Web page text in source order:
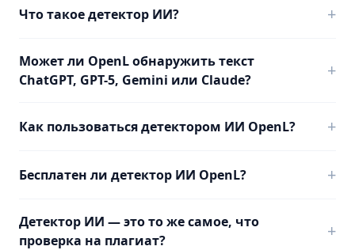
Что такое детектор ИИ? +
Может ли OpenL обнаружить текст
ChatGPT, GPT-5, Gemini или Claude?
+
Как пользоваться детектором ИИ OpenL? +
Бесплатен ли детектор ИИ OpenL? +
Детектор ИИ — это то же самое, что
проверка на плагиат?
+